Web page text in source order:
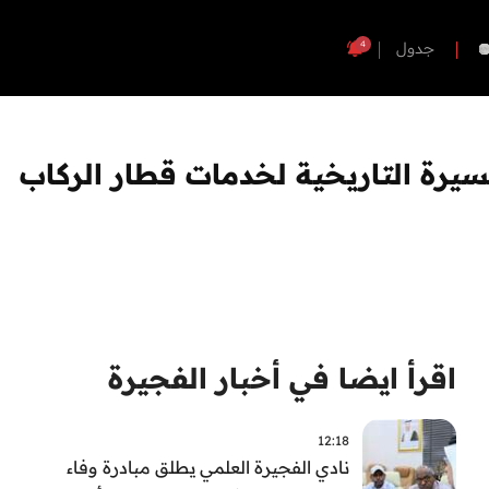
جدول 4
من الفجيرة إلى أبو ظبي صاحب المقعد رقم 1 يبدأ المسيرة التاريخية لخدمات قطار الركاب
اقرأ ايضا في أخبار الفجيرة
12:18
نادي الفجيرة العلمي يطلق مبادرة وفاء